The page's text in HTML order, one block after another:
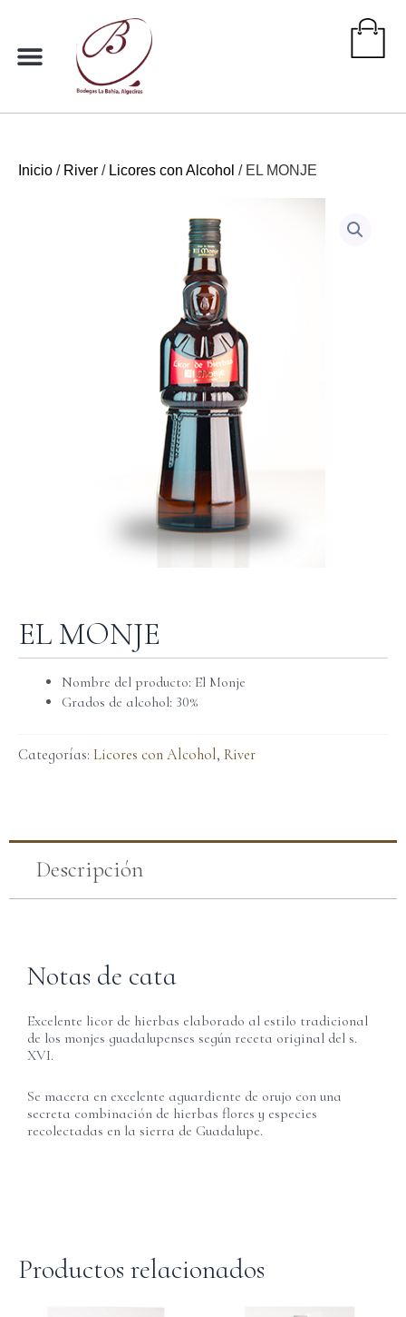
contenido
Inicio / River / Licores con Alcohol / EL MONJE
EL MONJE
Nombre del producto: El Monje
Grados de alcohol: 30%
Categorías: Licores con Alcohol, River
Descripción
Notas de cata
Excelente licor de hierbas elaborado al estilo tradicional
de los monjes guadalupenses según receta original del s.
XVI.
Se macera en excelente aguardiente de orujo con una
secreta combinación de hierbas flores y especies
recolectadas en la sierra de Guadalupe.
Productos relacionados